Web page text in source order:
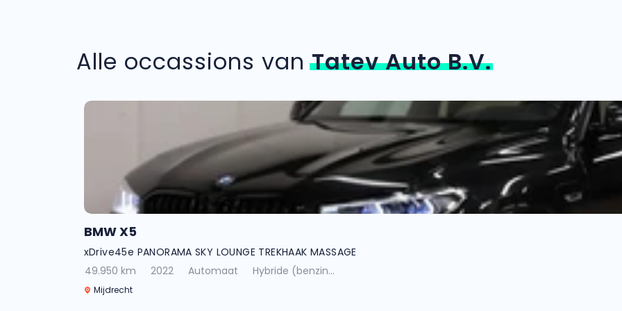
Alle occassions vanTatev Auto B.V.
BMW X5
xDrive45e PANORAMA SKY LOUNGE TREKHAAK MASSAGE
49.950 km
2022 Automaat Hybride (benzin...
Mijdrecht